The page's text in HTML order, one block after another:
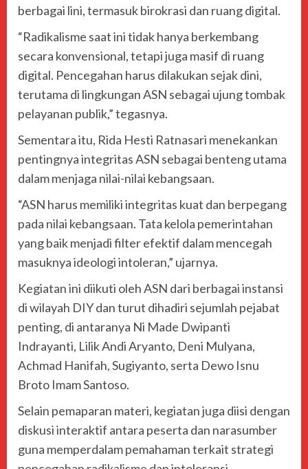
berbagai lini, termasuk birokrasi dan ruang digital.
“Radikalisme saat ini tidak hanya berkembang
secara konvensional, tetapi juga masif di ruang
digital. Pencegahan harus dilakukan sejak dini,
terutama di lingkungan ASN sebagai ujung tombak
pelayanan publik,” tegasnya.
Sementara itu, Rida Hesti Ratnasari menekankan
pentingnya integritas ASN sebagai benteng utama
dalam menjaga nilai-nilai kebangsaan.
“ASN harus memiliki integritas kuat dan berpegang
pada nilai kebangsaan. Tata kelola pemerintahan
yang baik menjadi filter efektif dalam mencegah
masuknya ideologi intoleran,” ujarnya.
Kegiatan ini diikuti oleh ASN dari berbagai instansi
di wilayah DIY dan turut dihadiri sejumlah pejabat
penting, di antaranya Ni Made Dwipanti
Indrayanti, Lilik Andi Aryanto, Deni Mulyana,
Achmad Hanifah,Sugiyanto, serta Dewo Isnu
Broto Imam Santoso.
Selain pemaparan materi, kegiatan juga diisi dengan
diskusi interaktif antara peserta dan narasumber
guna memperdalam pemahaman terkait strategi